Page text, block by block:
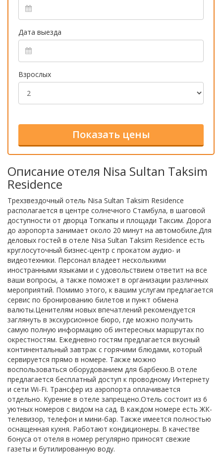
Дата выезда
Взрослых
Описание отеля Nisa Sultan Taksim
Residence
Трехзвездочный отель Nisa Sultan Taksim Residence
располагается в центре солнечного Стамбула, в шаговой
доступности от дворца Топкапы и площади Таксим. Дорога
до аэропорта занимает около 20 минут на автомобиле.Для
деловых гостей в отеле Nisa Sultan Taksim Residence есть
круглосуточный бизнес-центр с прокатом аудио- и
видеотехники. Персонал владеет несколькими
иностранными языками и с удовольствием ответит на все
ваши вопросы, а также поможет в организации различных
мероприятий. Помимо этого, к вашим услугам предлагается
сервис по бронированию билетов и пункт обмена
валюты.Ценителям новых впечатлений рекомендуется
заглянуть в экскурсионное бюро, где можно получить
самую полную информацию об интересных маршрутах по
окрестностям. Ежедневно гостям предлагается вкусный
континентальный завтрак с горячими блюдами, который
сервируется прямо в номере. Также можно
воспользоваться оборудованием для барбекю.В отеле
предлагается бесплатный доступ к проводному Интернету
и сети Wi-Fi. Трансфер из аэропорта оплачивается
отдельно. Курение в отеле запрещено.Отель состоит из 6
уютных номеров с видом на сад. В каждом номере есть ЖК-
телевизор, телефон и мини-бар. Также имеется полностью
оснащенная кухня. Работают кондиционеры. В качестве
бонуса от отеля в номер регулярно приносят свежие
газеты и бутилированную воду.